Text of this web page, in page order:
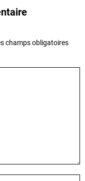
champs obligatoires